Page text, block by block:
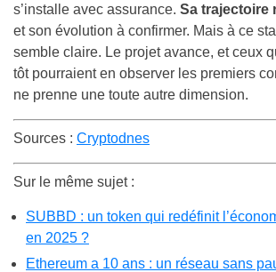
s’installe avec assurance. Sa trajectoire
et son évolution à confirmer. Mais à ce
semble claire. Le projet avance, et ceux
tôt pourraient en observer les premiers
ne prenne une toute autre dimension.
Sources : Cryptodnes
Sur le même sujet :
SUBBD : un token qui redéfinit
en 2025 ?
Ethereum a 10 ans : un réseau sans